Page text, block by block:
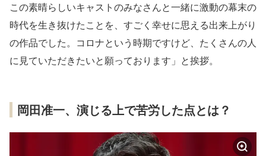
この素晴らしいキャストのみなさんと一緒に激動の幕末の
時代を生き抜けたことを、すごく幸せに思える出来上がり
の作品でした。コロナという時期ですけど、たくさんの人
に見ていただきたいと願っております」と挨拶。
岡田准一、演じる上で苦労した点とは？